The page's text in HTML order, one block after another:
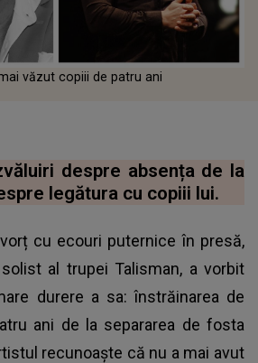
văzut copiii de patru ani
despre absența de la
legătura cu copiii lui.
cu ecouri puternice în presă,
al trupei Talisman, a vorbit
durere a sa: înstrăinarea de
ani de la separarea de fosta
recunoaște că nu a mai avut